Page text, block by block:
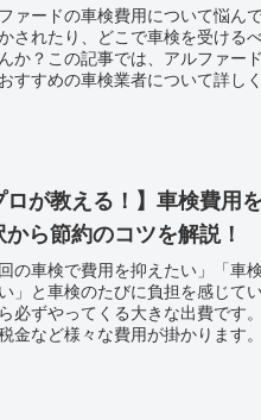
ァードの車検費用について悩ん
されたり、どこで車検を受ける
か？この記事では、アルファー
すすめの車検業者について詳し
ロが教える！】車検費用
から節約のコツを解説！
回の車検で費用を抑えたい」「車
」と車検のたびに負担を感じて
必ずやってくる大きな出費です
金など様々な費用が掛かります